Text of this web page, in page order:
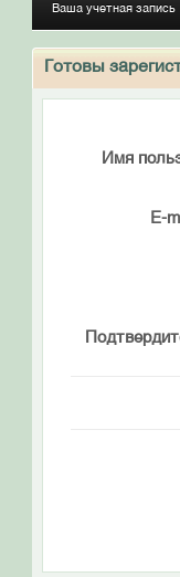
Ваша учетная запись
Готовы
Имя
E-